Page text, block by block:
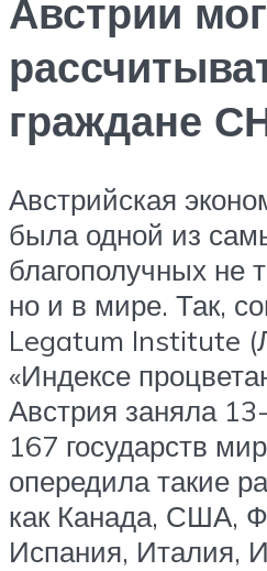
Австрии
граждане
Австрийская
была одной из
благополучных не
но и в мире. Так,
Legatum Institute
«Индексе
Австрия заняла
167 государств
опередила такие
как Канада, США,
Испания, Италия,